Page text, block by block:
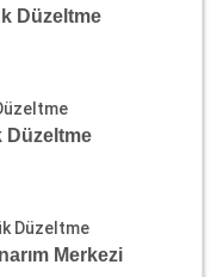
Düzeltme
Düzeltme
Düzeltme
Merkezi